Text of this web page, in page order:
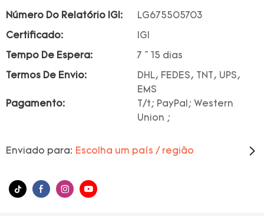
Número Do Relatório IGI: LG675505703
Certificado: IGI
Tempo De Espera: 7 ~ 15 dias
Termos De Envio:
DHL, FEDES, TNT, UPS,
EMS
Pagamento:
T/t; PayPal; Western
Union ;
Enviado para: Escolha um país / região